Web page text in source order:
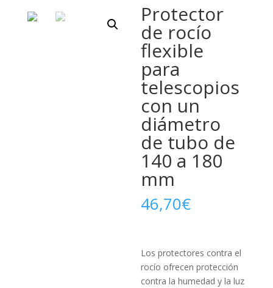
Protector
de rocío
flexible
para
telescopios
con un
diámetro
de tubo de
140 a 180
mm
46,70€
Los protectores contra el
rocío ofrecen protección
contra la humedad y la luz